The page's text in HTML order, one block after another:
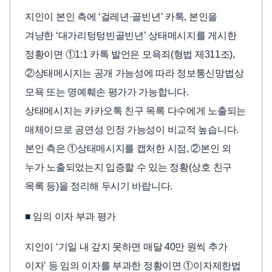
지인이 본인 측에 ‘걸레년·골빈년’ 카톡, 본인을
겨냥한 ‘대가리텅텅빈골빈년’ 상태메시지를 게시한
정황이면 ①1:1 카톡 발언은 모욕죄(형법 제311조),
②상태메시지는 공개 가능성에 따라 정보통신망법상
모욕 또는 명예훼손 평가가 가능합니다.
상태메시지는 카카오톡 친구 목록 다수에게 노출되는
매체이므로 공연성 인정 가능성이 비교적 높습니다.
본인 측은 ①상태메시지를 캡처한 시점, ②본인 외
누가 노출되었는지 입증할 수 있는 정황(상호 친구
목록 등)을 정리해 두시기 바랍니다.
■ 임의 이자 부과 평가
지인이 ‘기일 내 갚지 못하면 매달 40만 원씩 추가
이자’ 등 임의 이자를 부과한 정황이면 ①이자제한법